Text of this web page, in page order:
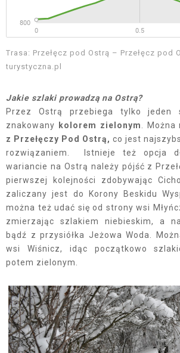
Trasa: Przełęcz pod Ostrą – Przełęcz pod
turystyczna.pl
Jakie szlaki prowadzą na Ostrą?
Przez Ostrą przebiega tylko jeden
znakowany
kolorem zielonym
.
z Przełęczy Pod Ostrą, co jest
rozwiązaniem. Istnieje też opcja
wariancie na Ostrą należy pójść z
pierwszej kolejności zdobywając
zaliczany jest do Korony Beskidu
można też udać się od strony wsi
zmierzając szlakiem niebieskim, a
bądź z przysiółka Jeżowa Woda.
wsi Wiśnicz, idąc początkowo
potem zielonym.